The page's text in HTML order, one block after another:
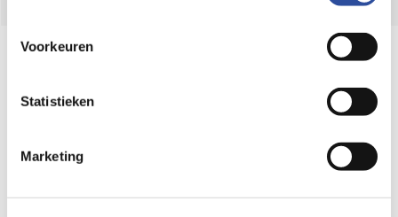
gegevensverwerking staat in de
Privacyverklaring
Voorkeuren
Statistieken
Marketing
Online aanbieder medicijnen
webshop mag verkopen.
⁠Verantwoorde zorg, ⁠ook online.